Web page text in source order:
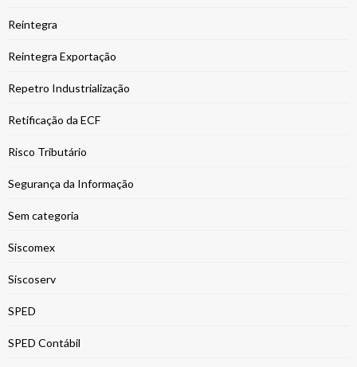
Reintegra
Reintegra Exportação
Repetro Industrialização
Retificação da ECF
Risco Tributário
Segurança da Informação
Sem categoria
Siscomex
Siscoserv
SPED
SPED Contábil